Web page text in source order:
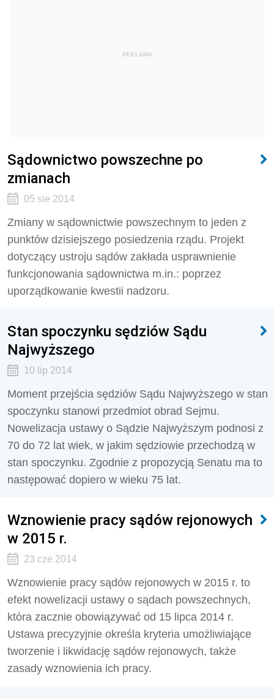
REKLAMA
Sądownictwo powszechne po
zmianach
05 sie 2014
Zmiany w sądownictwie powszechnym to jeden z
punktów dzisiejszego posiedzenia rządu. Projekt
dotyczący ustroju sądów zakłada usprawnienie
funkcjonowania sądownictwa m.in.: poprzez
uporządkowanie kwestii nadzoru.
Stan spoczynku sędziów Sądu
Najwyższego
10 lip 2014
Moment przejścia sędziów Sądu Najwyższego w stan
spoczynku stanowi przedmiot obrad Sejmu.
Nowelizacja ustawy o Sądzie Najwyższym podnosi z
70 do 72 lat wiek, w jakim sędziowie przechodzą w
stan spoczynku. Zgodnie z propozycją Senatu ma to
następować dopiero w wieku 75 lat.
Wznowienie pracy sądów rejonowych
w 2015 r.
23 cze 2014
Wznowienie pracy sądów rejonowych w 2015 r. to
efekt nowelizacji ustawy o sądach powszechnych,
która zacznie obowiązywać od 15 lipca 2014 r.
Ustawa precyzyjnie określa kryteria umożliwiające
tworzenie i likwidację sądów rejonowych, także
zasady wznowienia ich pracy.